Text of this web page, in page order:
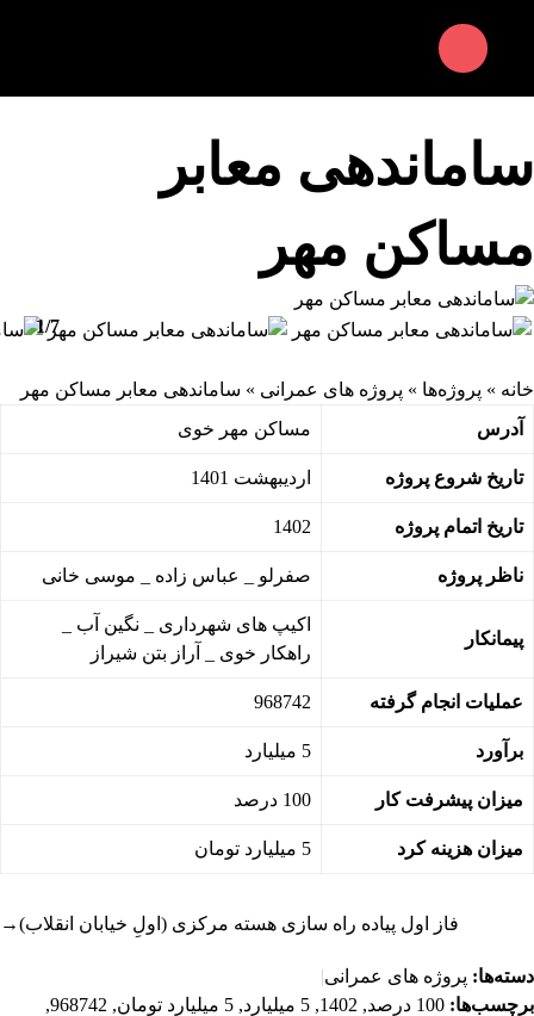
ساماندهی معابر
مساکن مهر
1/7
خانه » پروژه‌ها » پروژه های عمرانی » ساماندهی معابر مساکن مهر
آدرس
مساکن مهر خوی
تاریخ شروع پروژه اردیبهشت 1401
تاریخ اتمام پروژه 1402
ناظر پروژه صفرلو _ عباس زاده _ موسی خانی
پیمانکار
اکیپ های شهرداری _ نگین آب _
راهکار خوی _ آراز بتن شیراز
عملیات انجام گرفته 968742
برآورد 5 میلیارد
میزان پیشرفت کار 100 درصد
میزان هزینه کرد 5 میلیارد تومان
فاز اول پیاده راه سازی هسته مرکزی (اولِ خیابان انقلاب)→
دسته‌ها: پروژه های عمرانی|
برچسب‌ها: 100 درصد ,
1402
, 5 میلیارد , 5 میلیارد تومان ,
968742
,